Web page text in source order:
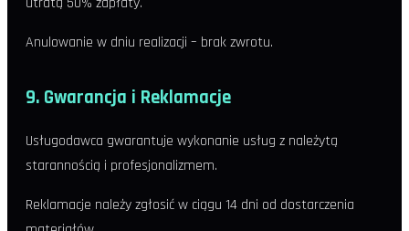
Anulowanie w dniu realizacji – brak zwrotu.
9. Gwarancja i Reklamacje
Usługodawca gwarantuje wykonanie usług z należytą
starannością i profesjonalizmem.
Reklamacje należy zgłosić w ciągu 14 dni od dostarczenia